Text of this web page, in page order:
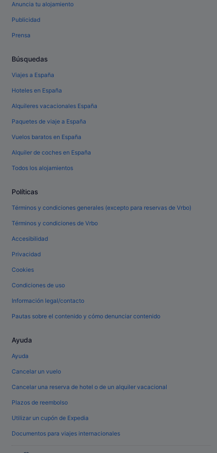
Anuncia tu alojamiento
Publicidad
Prensa
Búsquedas
Viajes a España
Hoteles en España
Alquileres vacacionales España
Paquetes de viaje a España
Vuelos baratos en España
Alquiler de coches en España
Todos los alojamientos
Políticas
Términos y condiciones generales (excepto para reservas de Vrbo)
Términos y condiciones de Vrbo
Accesibilidad
Privacidad
Cookies
Condiciones de uso
Información legal/contacto
Pautas sobre el contenido y cómo denunciar contenido
Ayuda
Ayuda
Cancelar un vuelo
Cancelar una reserva de hotel o de un alquiler vacacional
Plazos de reembolso
Utilizar un cupón de Expedia
Documentos para viajes internacionales